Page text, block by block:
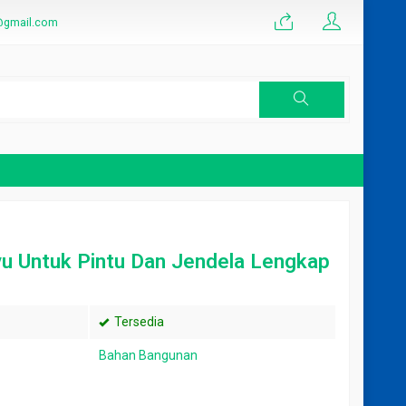
Untuk Pintu Dan Jendela Lengkap
Tersedia
Bahan Bangunan